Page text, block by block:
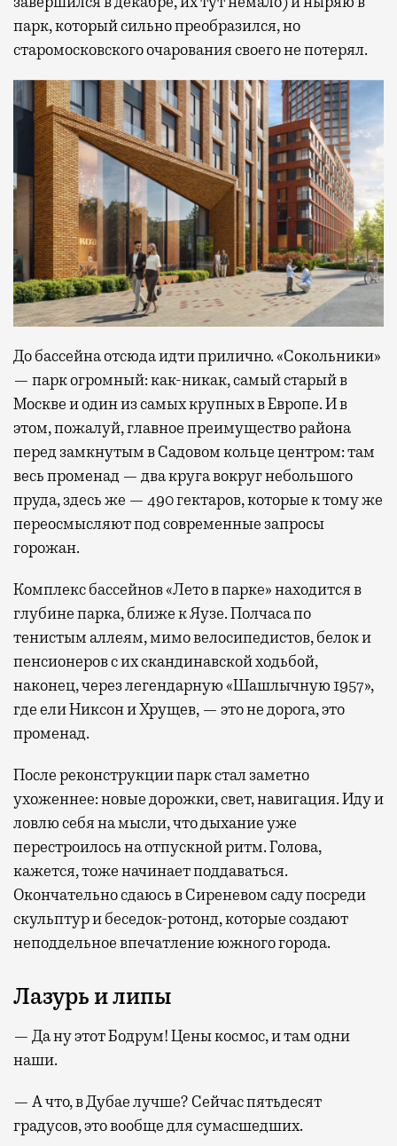
парк, который сильно преобразился, но
старомосковского очарования своего не потерял.
До бассейна отсюда идти прилично. «Сокольники»
— парк огромный: как-никак, самый старый в
Москве и один из самых крупных в Европе. И в
этом, пожалуй, главное преимущество района
перед замкнутым в Садовом кольце центром: там
весь променад — два круга вокруг небольшого
пруда, здесь же — 490 гектаров, которые к тому же
переосмысляют под современные запросы
горожан.
Комплекс бассейнов «Лето в парке» находится в
глубине парка, ближе к Яузе. Полчаса по
тенистым аллеям, мимо велосипедистов, белок и
пенсионеров с их скандинавской ходьбой,
наконец, через легендарную «Шашлычную 1957»,
где ели Никсон и Хрущев, — это не дорога, это
променад.
После реконструкции парк стал заметно
ухоженнее: новые дорожки, свет, навигация. Иду и
ловлю себя на мысли, что дыхание уже
перестроилось на отпускной ритм. Голова,
кажется, тоже начинает поддаваться.
Окончательно сдаюсь в Сиреневом саду посреди
скульптур и беседок-ротонд, которые создают
неподдельное впечатление южного города.
Лазурь и липы
— Да ну этот Бодрум! Цены космос, и там одни
наши.
— А что, в Дубае лучше? Сейчас пятьдесят
градусов, это вообще для сумасшедших.